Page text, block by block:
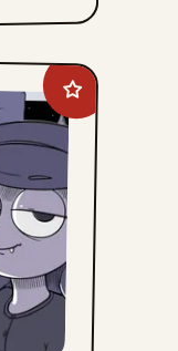
Add
Willy
Black
favorites